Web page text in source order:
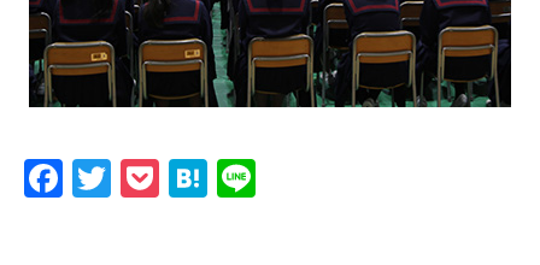
F T P H